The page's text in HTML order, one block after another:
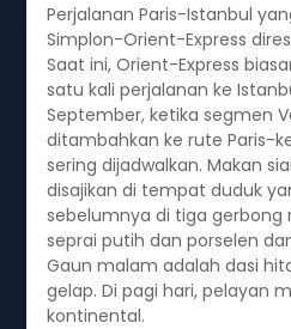
Perjalanan Paris-Istanbul
Simplon-Orient-Express
Saat ini, Orient-Express
satu kali perjalanan ke
September, ketika segmen
ditambahkan ke rute Paris-
sering dijadwalkan. Makan
disajikan di tempat duduk
sebelumnya di tiga gerbong
seprai putih dan porselen
Gaun malam adalah dasi
gelap. Di pagi hari, pelayan
kontinental.